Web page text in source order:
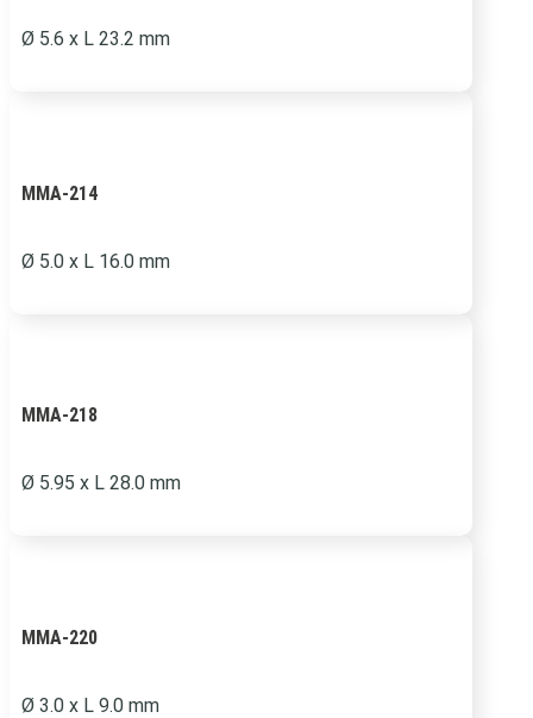
Ø 5.6 x L 23.2 mm
MMA-214
Ø 5.0 x L 16.0 mm
MMA-218
Ø 5.95 x L 28.0 mm
MMA-220
Ø 3.0 x L 9.0 mm